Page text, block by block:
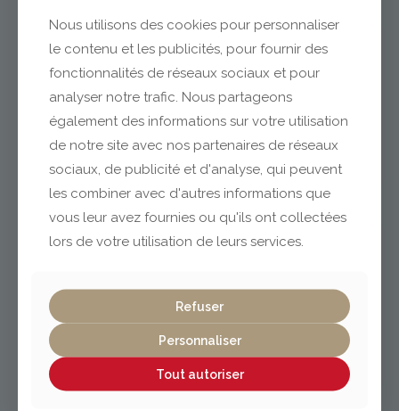
Clermont-Ferrand
04 73 42 18 38
lexpo@gabriel-sa.fr
Vichy / Cusset
04 70 97 56 39
cusset@gabriel-sa.fr
Nous utilisons des cookies pour personnaliser
le contenu et les publicités, pour fournir des
fonctionnalités de réseaux sociaux et pour
analyser notre trafic. Nous partageons
également des informations sur votre utilisation
de notre site avec nos partenaires de réseaux
sociaux, de publicité et d'analyse, qui peuvent
les combiner avec d'autres informations que
vous leur avez fournies ou qu'ils ont collectées
lors de votre utilisation de leurs services.
Refuser
Personnaliser
Tout autoriser